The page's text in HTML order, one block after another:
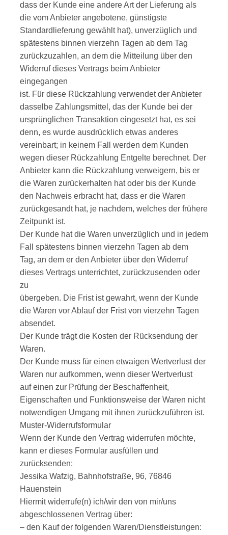
dass der Kunde eine andere Art der Lieferung als
die vom Anbieter angebotene, günstigste
Standardlieferung gewählt hat), unverzüglich und
spätestens binnen vierzehn Tagen ab dem Tag
zurückzuzahlen, an dem die Mitteilung über den
Widerruf dieses Vertrags beim Anbieter
eingegangen
ist. Für diese Rückzahlung verwendet der Anbieter
dasselbe Zahlungsmittel, das der Kunde bei der
ursprünglichen Transaktion eingesetzt hat, es sei
denn, es wurde ausdrücklich etwas anderes
vereinbart; in keinem Fall werden dem Kunden
wegen dieser Rückzahlung Entgelte berechnet. Der
Anbieter kann die Rückzahlung verweigern, bis er
die Waren zurückerhalten hat oder bis der Kunde
den Nachweis erbracht hat, dass er die Waren
zurückgesandt hat, je nachdem, welches der frühere
Zeitpunkt ist.
Der Kunde hat die Waren unverzüglich und in jedem
Fall spätestens binnen vierzehn Tagen ab dem
Tag, an dem er den Anbieter über den Widerruf
dieses Vertrags unterrichtet, zurückzusenden oder
zu
übergeben. Die Frist ist gewahrt, wenn der Kunde
die Waren vor Ablauf der Frist von vierzehn Tagen
absendet.
Der Kunde trägt die Kosten der Rücksendung der
Waren.
Der Kunde muss für einen etwaigen Wertverlust der
Waren nur aufkommen, wenn dieser Wertverlust
auf einen zur Prüfung der Beschaffenheit,
Eigenschaften und Funktionsweise der Waren nicht
notwendigen Umgang mit ihnen zurückzuführen ist.
Muster-Widerrufsformular
Wenn der Kunde den Vertrag widerrufen möchte,
kann er dieses Formular ausfüllen und
zurücksenden:
Jessika Wafzig, Bahnhofstraße, 96, 76846
Hauenstein
Hiermit widerrufe(n) ich/wir den von mir/uns
abgeschlossenen Vertrag über:
– den Kauf der folgenden Waren/Dienstleistungen: